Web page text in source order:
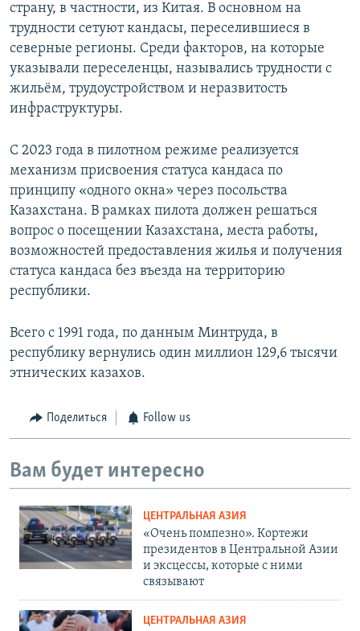
страну, в частности, из Китая. В основном на
трудности сетуют кандасы, переселившиеся в
северные регионы. Среди факторов, на которые
указывали переселенцы, назывались трудности с
жильём, трудоустройством и неразвитость
инфраструктуры.
C 2023 года в пилотном режиме реализуется
механизм присвоения статуса кандаса по
принципу «одного окна» через посольства
Казахстана. В рамках пилота должен решаться
вопрос о посещении Казахстана, места работы,
возможностей предоставления жилья и получения
статуса кандаса без въезда на территорию
республики.
Всего с 1991 года, по данным Минтруда, в
республику вернулись один миллион 129,6 тысячи
этнических казахов.
Поделиться Follow us
Вам будет интересно
ЦЕНТРАЛЬНАЯ АЗИЯ
«Очень помпезно». Кортежи
президентов в Центральной Азии
и эксцессы, которые с ними
связывают
ЦЕНТРАЛЬНАЯ АЗИЯ